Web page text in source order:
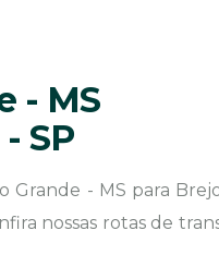
- MS
SP
Grande - MS para
nossas rotas de